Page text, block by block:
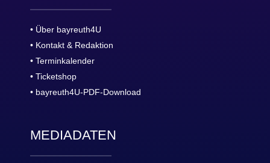
• Über bayreuth4U
• Kontakt & Redaktion
• Terminkalender
• Ticketshop
• bayreuth4U-PDF-Download
MEDIADATEN